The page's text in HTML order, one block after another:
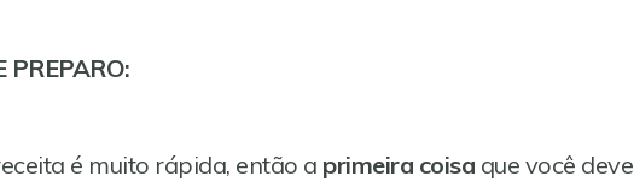
PREPARO:
é muito rápida, então a primeira coisa que você deve